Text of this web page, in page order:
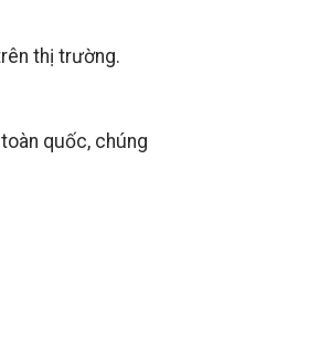
thị trường.
quốc, chúng